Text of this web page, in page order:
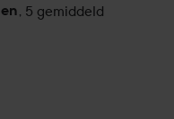
, 5 gemiddeld